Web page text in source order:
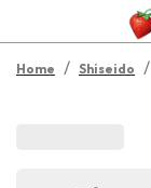
Home / Shiseido /